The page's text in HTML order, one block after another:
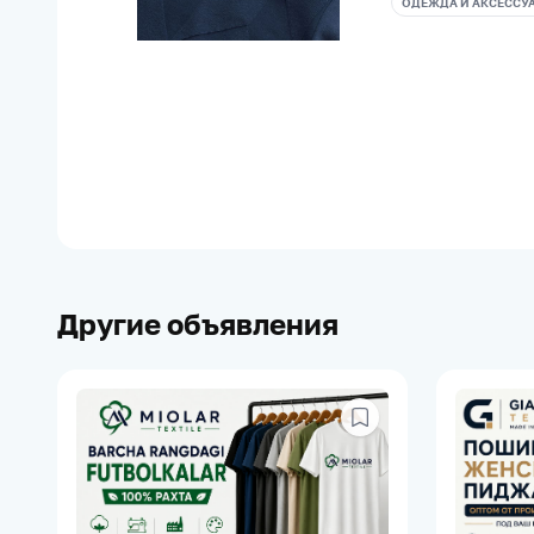
Другие объявления